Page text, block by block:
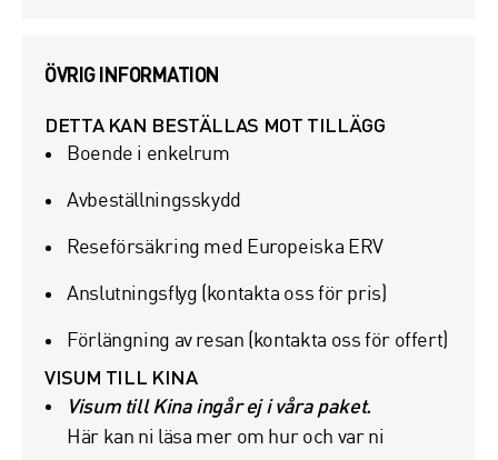
ÖVRIG INFORMATION
DETTA KAN BESTÄLLAS MOT TILLÄGG
Boende i enkelrum
Avbeställningsskydd
Reseförsäkring med Europeiska ERV
Anslutningsflyg (kontakta oss för pris)
Förlängning av resan (kontakta oss för offert)
VISUM TILL KINA
Visum till Kina ingår ej i våra paket.
Här kan ni läsa mer om hur och var ni